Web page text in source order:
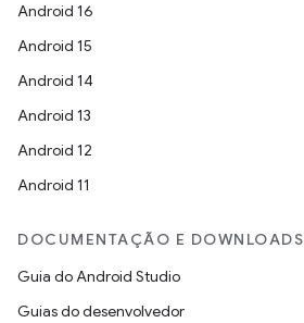
Android 16
Android 15
Android 14
Android 13
Android 12
Android 11
DOCUMENTAÇÃO E DOWNLOADS
Guia do Android Studio
Guias do desenvolvedor